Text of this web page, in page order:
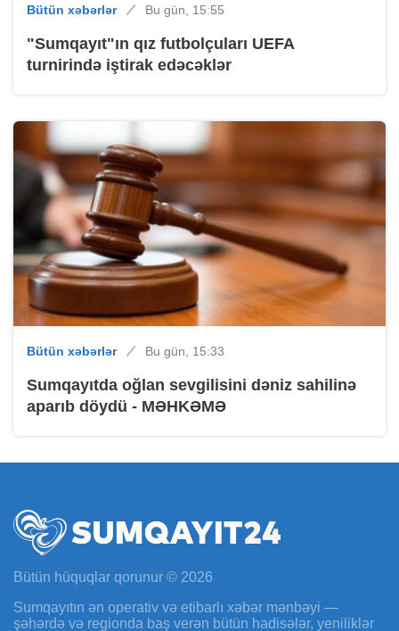
Bütün xəbərlər Bu gün, 15:55
"Sumqayıt"ın qız futbolçuları UEFA
turnirində iştirak edəcəklər
Bütün xəbərlər Bu gün, 15:33
Sumqayıtda oğlan sevgilisini dəniz sahilinə
aparıb döydü - MƏHKƏMƏ
Bütün hüquqlar qorunur © 2026
Sumqayıtın ən operativ və etibarlı xəbər mənbəyi —
şəhərdə və regionda baş verən bütün hadisələr, yeniliklər